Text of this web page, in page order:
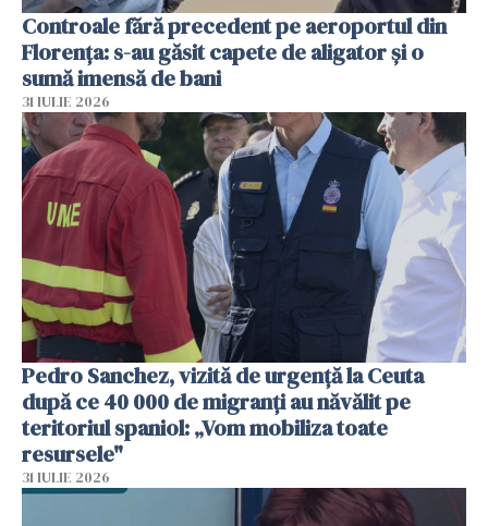
Controale fără precedent pe aeroportul din
Florența: s-au găsit capete de aligator și o
sumă imensă de bani
31 IULIE 2026
Pedro Sanchez, vizită de urgență la Ceuta
după ce 40 000 de migranți au năvălit pe
teritoriul spaniol: „Vom mobiliza toate
resursele"
31 IULIE 2026